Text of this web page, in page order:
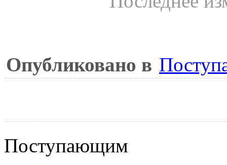
Опубликовано в
Поступающим